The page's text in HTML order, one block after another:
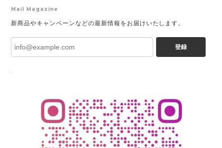
Mail Magazine
新商品やキャンペーンなどの最新情報をお届けいたします。
登録